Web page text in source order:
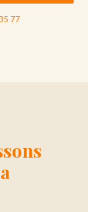
77